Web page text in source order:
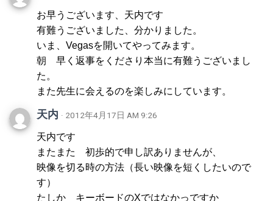
お早うございます、天内です
有難うございました、分かりました。
いま、Vegasを開いてやってみます。
朝 早く返事をくださり本当に有難うございまし
た。
また先生に会えるのを楽しみにしています。
天内 · 2012年4月17日 AM 9:26
天内です
またまた 初歩的で申し訳ありませんが、
映像を切る時の方法（長い映像を短くしたいので
す）
たしか キーボードのXではなかっですか